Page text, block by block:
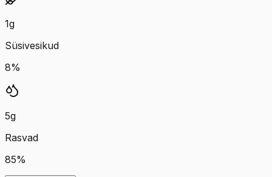
1g
Süsivesikud
8%
5g
Rasvad
85%